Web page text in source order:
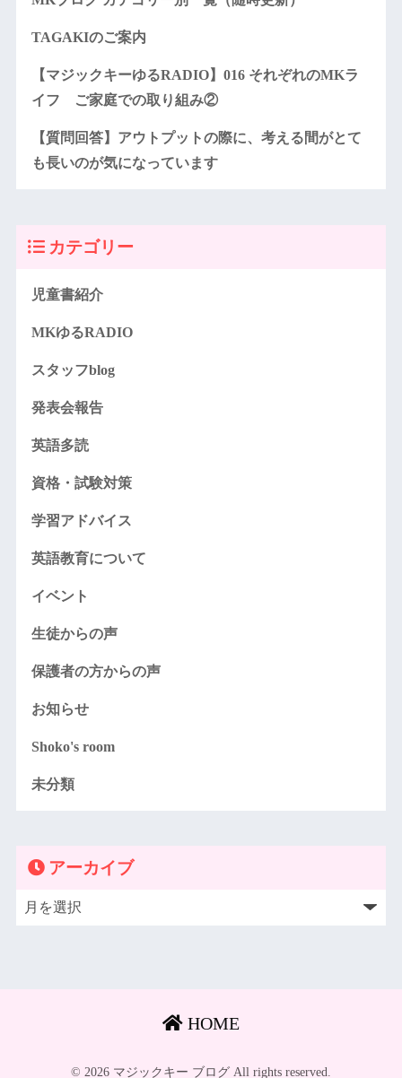
TAGAKIのご案内
【マジックキーゆるRADIO】016 それぞれのMKラ
イフ ご家庭での取り組み②
【質問回答】アウトプットの際に、考える間がとて
も長いのが気になっています
カテゴリー
児童書紹介
MKゆるRADIO
スタッフblog
発表会報告
英語多読
資格・試験対策
学習アドバイス
英語教育について
イベント
生徒からの声
保護者の方からの声
お知らせ
Shoko's room
未分類
アーカイブ
HOME
© 2026 マジックキー ブログ All rights reserved.